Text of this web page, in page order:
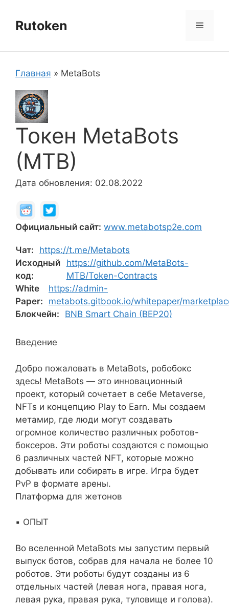
содержимому
Rutoken Меню
Главная » MetaBots
Токен MetaBots
(MTB)
Дата обновления: 02.08.2022
Официальный сайт: www.metabotsp2e.com
Чат:
https://t.me/Metabots
Исходный
код:
https://github.com/MetaBots-
MTB/Token-Contracts
White
Paper:
https://admin-
metabots.gitbook.io/whitepaper/
Блокчейн:
BNB Smart Chain (BEP20)
Введение
Добро пожаловать в MetaBots, робобокс
здесь! MetaBots — это инновационный
проект, который сочетает в себе Metaverse,
NFTs и концепцию Play to Earn. Мы создаем
метамир, где люди могут создавать
огромное количество различных роботов-
боксеров. Эти роботы создаются с помощью
6 различных частей NFT, которые можно
добывать или собирать в игре. Игра будет
PvP в формате арены.
Платформа для жетонов
▪️ ОПЫТ
Во вселенной MetaBots мы запустим первый
выпуск ботов, собрав для начала не более 10
роботов. Эти роботы будут созданы из 6
отдельных частей (левая нога, правая нога,
левая рука, правая рука, туловище и голова).